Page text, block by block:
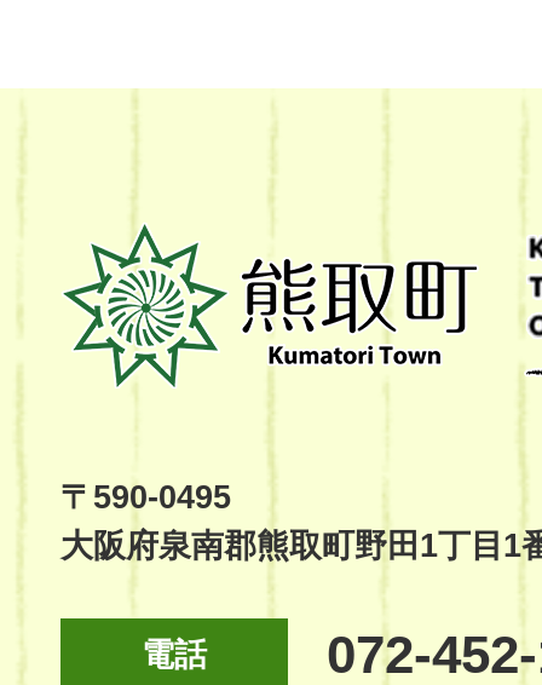
熊
取
町
Kumatori
Site
〒590-0495
大阪府泉南郡熊取町野田1丁目1
電話 072-